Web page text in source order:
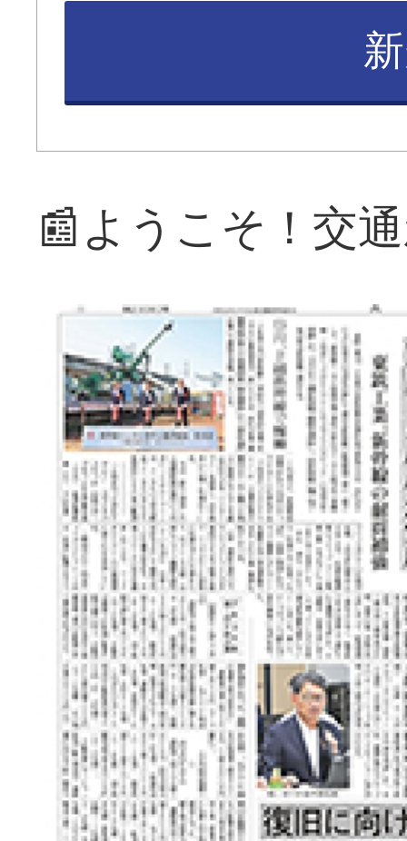
📰ようこそ！交